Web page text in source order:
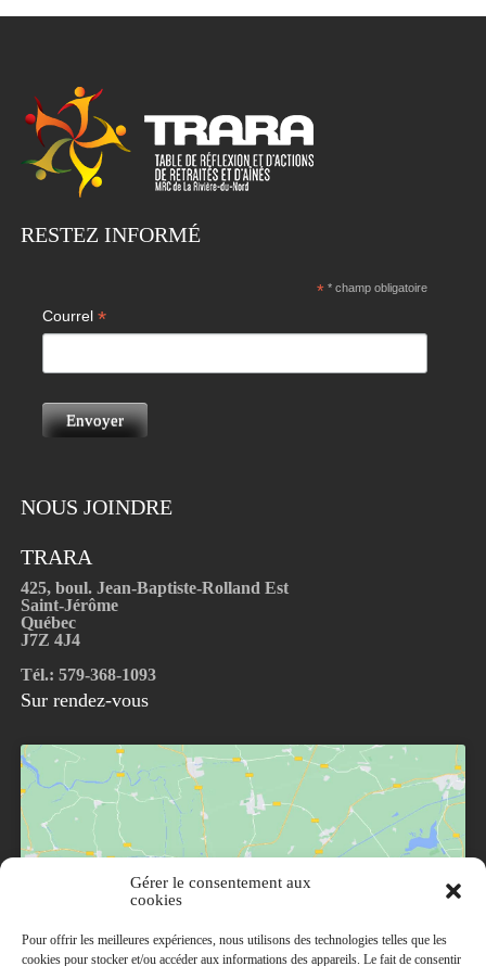
Gérer le consentement aux
cookies
Pour offrir les meilleures expériences, nous utilisons des technologies telles que les
cookies pour stocker et/ou accéder aux informations des appareils. Le fait de consentir
RESTEZ INFORMÉ
** champ obligatoire
Courrel*
NOUS JOINDRE
TRARA
425, boul. Jean-Baptiste-Rolland Est
Saint-Jérôme
Québec
J7Z 4J4
Tél.: 579-368-1093
Sur rendez-vous
Cliquez pour accepter les cookies marketing et